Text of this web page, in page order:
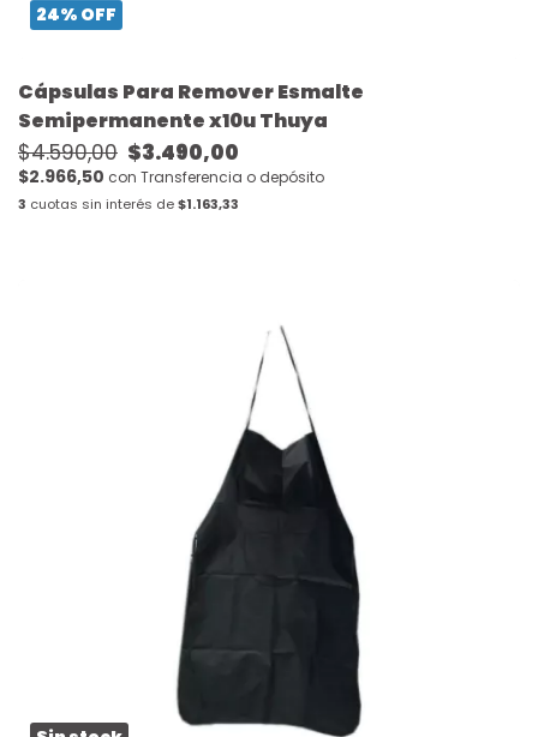
24% OFF
Cápsulas Para Remover Esmalte
Semipermanente x10u Thuya
$4.590,00 $3.490,00
$2.966,50 con Transferencia o depósito
3 cuotas sin interés de$1.163,33